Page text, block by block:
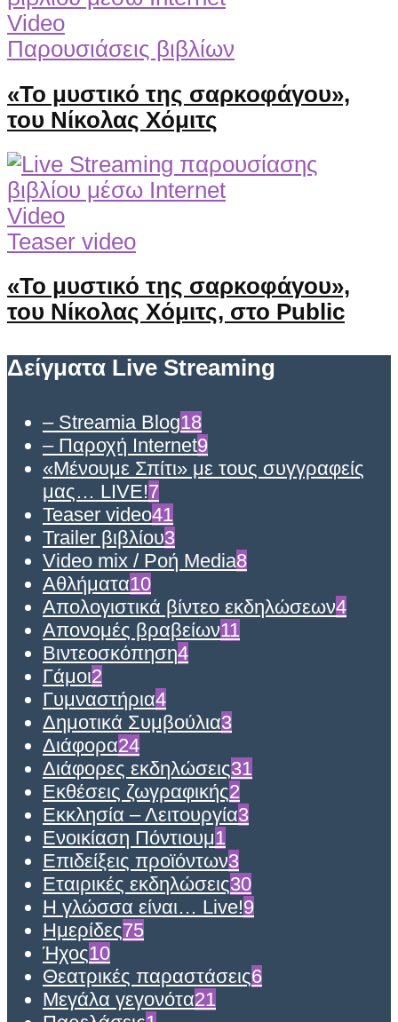
Video
Παρουσιάσεις βιβλίων
«Το μυστικό της σαρκοφάγου»,
του Νίκολας Χόμιτς
Video
Teaser video
«Το μυστικό της σαρκοφάγου»,
του Νίκολας Χόμιτς, στο Public
Δείγματα Live Streaming
– Streamia Blog18
– Παροχή Internet9
«Μένουμε Σπίτι» με τους συγγραφείς
μας… LIVE!7
Teaser video41
Trailer βιβλίου3
Video mix / Ροή Media8
Αθλήματα10
Απολογιστικά βίντεο εκδηλώσεων4
Απονομές βραβείων11
Βιντεοσκόπηση4
Γάμοι2
Γυμναστήρια4
Δημοτικά Συμβούλια3
Διάφορα24
Διάφορες εκδηλώσεις31
Εκθέσεις ζωγραφικής2
Εκκλησία – Λειτουργία3
Ενοικίαση Πόντιουμ1
Επιδείξεις προϊόντων3
Εταιρικές εκδηλώσεις30
Η γλώσσα είναι… Live!9
Ημερίδες75
Ήχος10
Θεατρικές παραστάσεις6
Μεγάλα γεγονότα21